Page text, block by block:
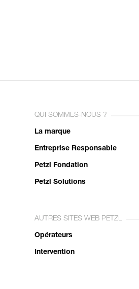
QUI SOMMES-NOUS ?
La marque
Entreprise Responsable
Petzl Fondation
Petzl Solutions
AUTRES SITES WEB PETZL
Opérateurs
Intervention